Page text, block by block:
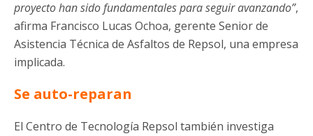
proyecto han sido fundamentales para seguir avanzando”,
afirma Francisco Lucas Ochoa, gerente Senior de
Asistencia Técnica de Asfaltos de Repsol, una empresa
implicada.
Se auto-reparan
El Centro de Tecnología Repsol también investiga